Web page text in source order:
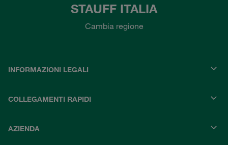
STAUFF ITALIA
Cambia regione
INFORMAZIONI LEGALI
COLLEGAMENTI RAPIDI
AZIENDA